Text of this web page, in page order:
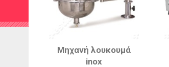
Μηχανή λουκουμά
inox